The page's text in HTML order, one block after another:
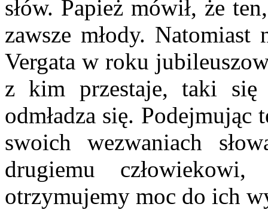
słów. Papież mówił, że
zawsze młody.
Vergata w roku
z kim przestaje, taki się
odmładza się. Podejmując
swoich wezwaniach
drugiemu
otrzymujemy moc do ich